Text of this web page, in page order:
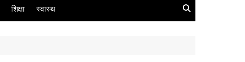
शिक्षा स्वास्थ